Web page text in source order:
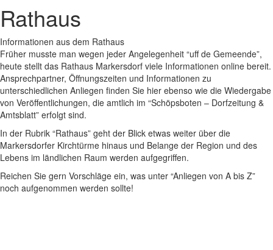
Rathaus
Informationen aus dem Rathaus
Früher musste man wegen jeder Angelegenheit “uff de Gemeende”,
heute stellt das Rathaus Markersdorf viele Informationen online bereit.
Ansprechpartner, Öffnungszeiten und Informationen zu
unterschiedlichen Anliegen finden Sie hier ebenso wie die Wiedergabe
von Veröffentlichungen, die amtlich im “Schöpsboten – Dorfzeitung &
Amtsblatt” erfolgt sind.
In der Rubrik “Rathaus” geht der Blick etwas weiter über die
Markersdorfer Kirchtürme hinaus und Belange der Region und des
Lebens im ländlichen Raum werden aufgegriffen.
Reichen Sie gern Vorschläge ein, was unter “Anliegen von A bis Z”
noch aufgenommen werden sollte!